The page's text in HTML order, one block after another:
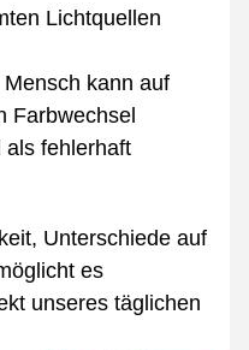
Lichtquellen
kann auf
Farbwechsel
als fehlerhaft
Unterschiede auf
es
unseres täglichen